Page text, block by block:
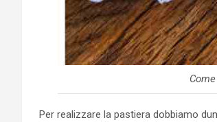
Per realizzare la pastiera dobbiamo